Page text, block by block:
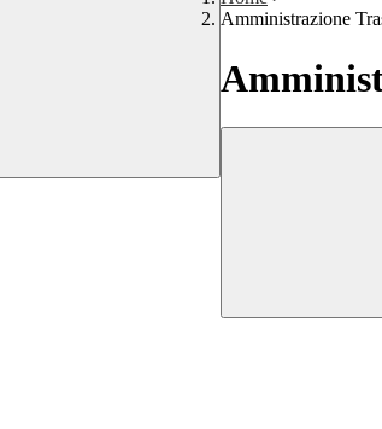
Amministrazione